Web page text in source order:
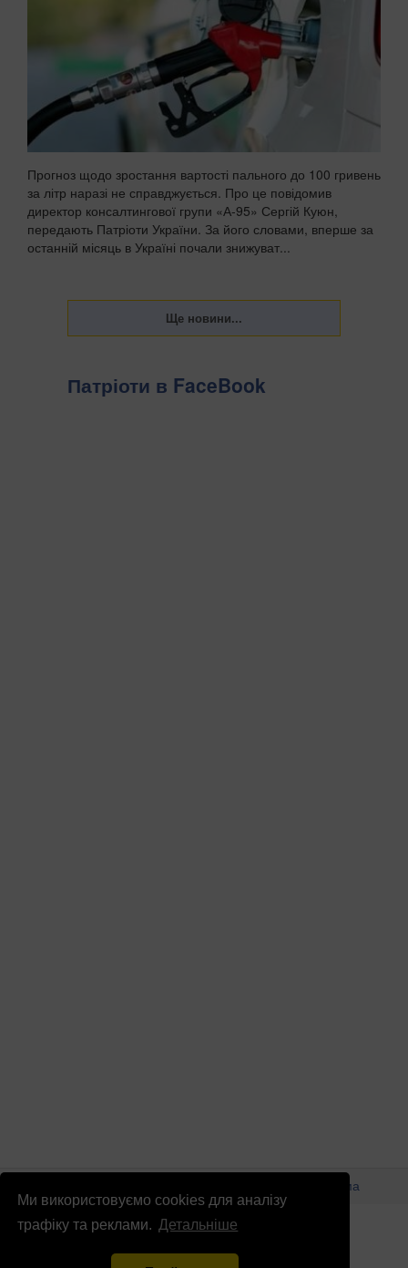
Ми використовуємо cookies для аналізу
трафіку та реклами. Детальніше
Прогноз щодо зростання вартості пального до 100 гривень
за літр наразі не справджується. Про це повідомив
директор консалтингової групи «А-95» Сергій Куюн,
передають Патріоти України. За його словами, вперше за
останній місяць в Україні почали знижуват...
Патріоти в FaceBook
Реклама
info @patrioty.org.ua